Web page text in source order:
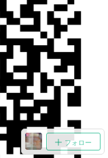
フォロー